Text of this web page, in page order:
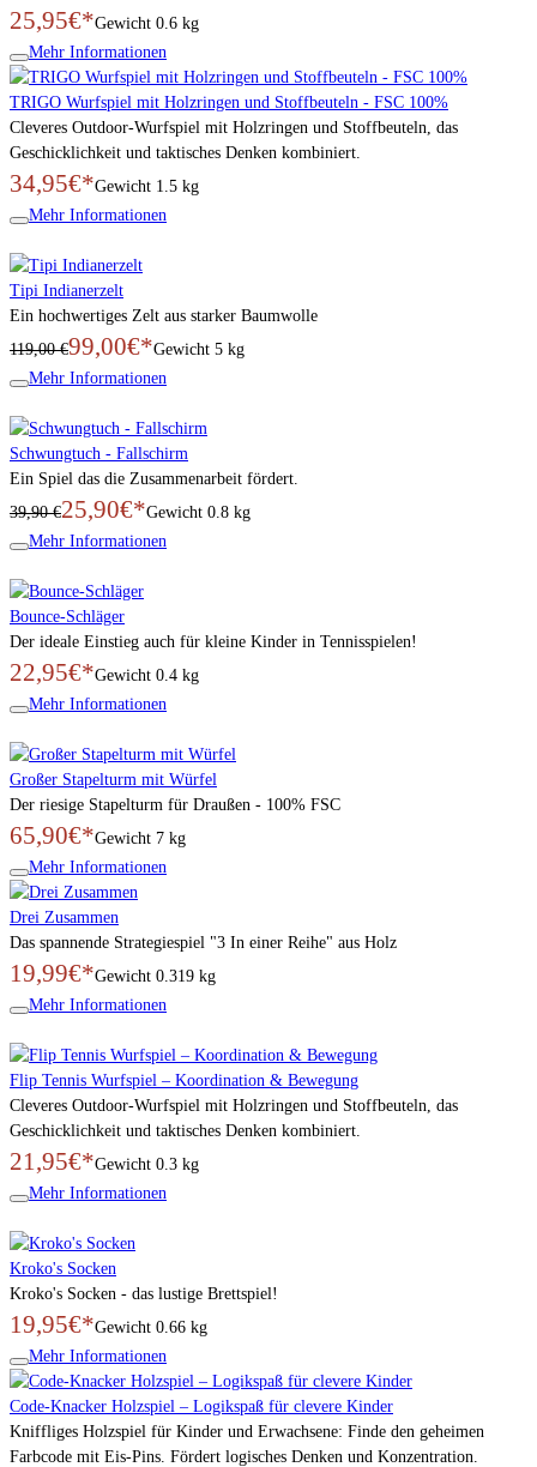
25,95€*Gewicht 0.6 kg
Mehr Informationen
TRIGO Wurfspiel mit Holzringen und Stoffbeuteln - FSC 100%
Cleveres Outdoor-Wurfspiel mit Holzringen und Stoffbeuteln, das
Geschicklichkeit und taktisches Denken kombiniert.
34,95€*Gewicht 1.5 kg
Mehr Informationen
Tipi Indianerzelt
Ein hochwertiges Zelt aus starker Baumwolle
119,00 €99,00€*Gewicht 5 kg
Mehr Informationen
Schwungtuch - Fallschirm
Ein Spiel das die Zusammenarbeit fördert.
39,90 €25,90€*Gewicht 0.8 kg
Mehr Informationen
Bounce-Schläger
Der ideale Einstieg auch für kleine Kinder in Tennisspielen!
22,95€*Gewicht 0.4 kg
Mehr Informationen
Großer Stapelturm mit Würfel
Der riesige Stapelturm für Draußen - 100% FSC
65,90€*Gewicht 7 kg
Mehr Informationen
Drei Zusammen
Das spannende Strategiespiel "3 In einer Reihe" aus Holz
19,99€*Gewicht 0.319 kg
Mehr Informationen
Flip Tennis Wurfspiel – Koordination & Bewegung
Cleveres Outdoor-Wurfspiel mit Holzringen und Stoffbeuteln, das
Geschicklichkeit und taktisches Denken kombiniert.
21,95€*Gewicht 0.3 kg
Mehr Informationen
Kroko's Socken
Kroko's Socken - das lustige Brettspiel!
19,95€*Gewicht 0.66 kg
Mehr Informationen
Code-Knacker Holzspiel – Logikspaß für clevere Kinder
Kniffliges Holzspiel für Kinder und Erwachsene: Finde den geheimen
Farbcode mit Eis-Pins. Fördert logisches Denken und Konzentration.